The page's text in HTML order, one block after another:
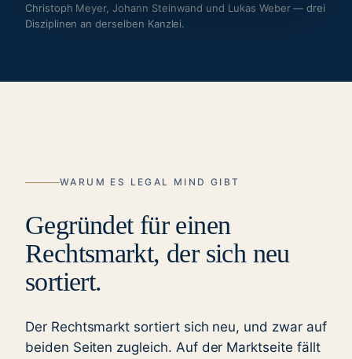
Christoph Meyer, Johann Steinwand und Lukas Weber — drei
Disziplinen an derselben Kanzlei.
WARUM ES LEGAL MIND GIBT
Gegründet für einen
Rechtsmarkt, der sich neu
sortiert.
Der Rechtsmarkt sortiert sich neu, und zwar auf
beiden Seiten zugleich. Auf der Marktseite fällt